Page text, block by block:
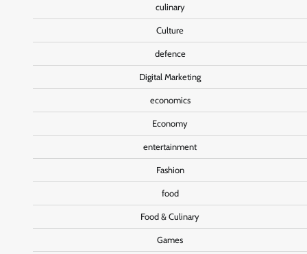
culinary
Culture
defence
Digital Marketing
economics
Economy
entertainment
Fashion
food
Food & Culinary
Games